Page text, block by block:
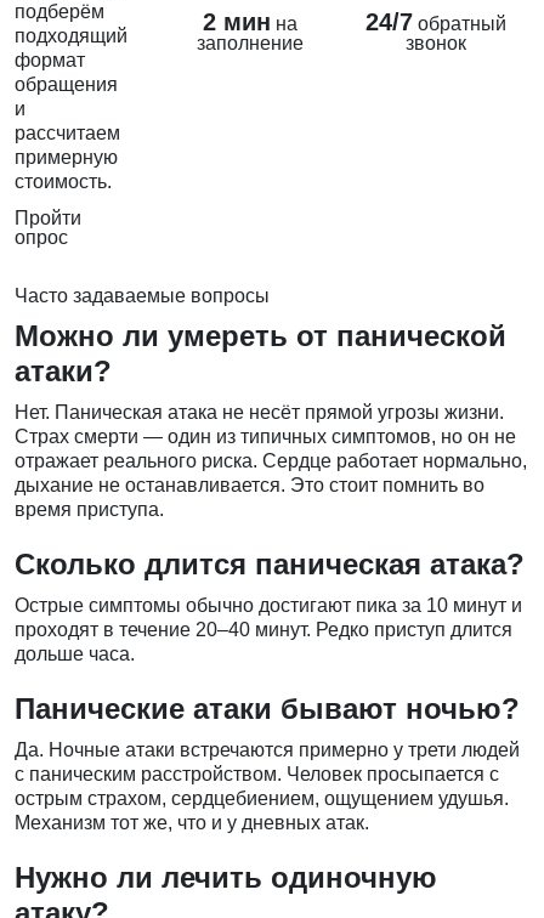
подберём
подходящий
формат
обращения
и
рассчитаем
примерную
стоимость.
Пройти
опрос
2 мин на
заполнение
24/7 обратный
звонок
Часто задаваемые вопросы
Можно ли умереть от панической
атаки?
Нет. Паническая атака не несёт прямой угрозы жизни.
Страх смерти — один из типичных симптомов, но он не
отражает реального риска. Сердце работает нормально,
дыхание не останавливается. Это стоит помнить во
время приступа.
Сколько длится паническая атака?
Острые симптомы обычно достигают пика за 10 минут и
проходят в течение 20–40 минут. Редко приступ длится
дольше часа.
Панические атаки бывают ночью?
Да. Ночные атаки встречаются примерно у трети людей
с паническим расстройством. Человек просыпается с
острым страхом, сердцебиением, ощущением удушья.
Механизм тот же, что и у дневных атак.
Нужно ли лечить одиночную